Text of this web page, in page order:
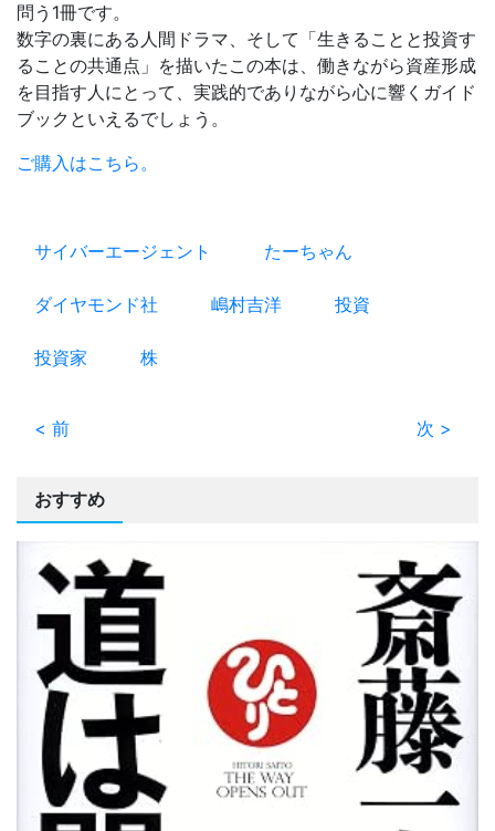
問う1冊です。
数字の裏にある人間ドラマ、そして「生きることと投資す
ることの共通点」を描いたこの本は、働きながら資産形成
を目指す人にとって、実践的でありながら心に響くガイド
ブックといえるでしょう。
ご購入はこちら。
サイバーエージェント たーちゃん
ダイヤモンド社 嶋村吉洋 投資
投資家 株
< 前 次 >
おすすめ